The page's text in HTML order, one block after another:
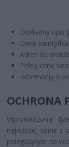
Dokładny opis
Dane
Adres do
Pełną cenę
Informację o
OCHRONA
Wprowadzona
najniższej cenie z
polegającym na